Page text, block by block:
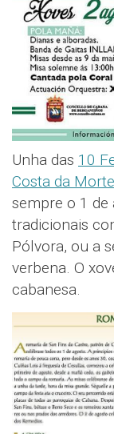
Unha das 10
Costa da Morte
sempre o 1 de
tradicionais
Pólvora, ou a
verbena. O
cabanesa.